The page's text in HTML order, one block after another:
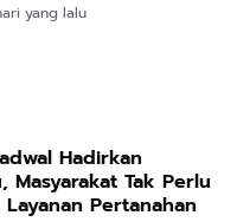
Triwulan II
yang lalu
Hadirkan
Masyarakat Tak Perlu
Pertanahan